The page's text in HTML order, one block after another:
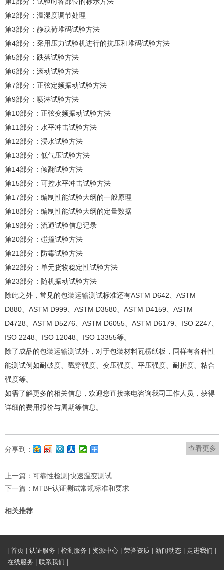
第2部分：温湿度调节处理
第3部分：静载荷堆码试验方法
第4部分：采用压力试验机进行的抗压和堆码试验方法
第5部分：跌落试验方法
第6部分：滚动试验方法
第7部分：正弦定频振动试验方法
第9部分：喷淋试验方法
第10部分：正弦变频振动试验方法
第11部分：水平冲击试验方法
第12部分：浸水试验方法
第13部分：低气压试验方法
第14部分：倾翻试验方法
第15部分：可控水平冲击试验方法
第17部分：编制性能试验大纲的一般原理
第18部分：编制性能试验大纲的定量数据
第19部分：流通试验信息记录
第20部分：碰撞试验方法
第21部分：防霉试验方法
第22部分：单元货物稳定性试验方法
第23部分：随机振动试验方法
除此之外，常见的包装运输测试标准还有ASTM D642、ASTM
D880、ASTM D999、ASTM D3580、ASTM D4159、ASTM
D4728、ASTM D5276、ASTM D6055、ASTM D6179、ISO 2247、
ISO 2248、ISO 12048、ISO 13355等。
除了成品的包装运输测试外，对于包装材料瓦楞纸板，同样有各种性
能测试例如耐破度、戳穿强度、变压强度、平压强度、耐折度、粘合
强度等。
如需了解更多的相关信息，欢迎您直接来电咨询我司工作人员，获得
详细的费用报价与周期等信息。
查看更多
分享到：
上一篇： 可靠性检测|快速温变测试
下一篇： MTBF认证测试常规标准和要求
相关推荐
首页 认证服务 检测服务 资源中心 荣誉资质 新闻动态 走进我们
在线服务
联系我们